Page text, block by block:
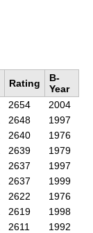
Rating
B-
Year
2654
2004
2648
1997
2640
1976
2639
1979
2637
1997
2637
1999
2622
1976
2619
1998
2611
1992